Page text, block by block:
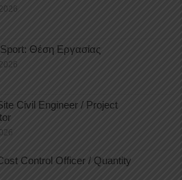
Θέση Εργασίας
Site Civil Engineer / Project
Cost Control Officer / Quantity